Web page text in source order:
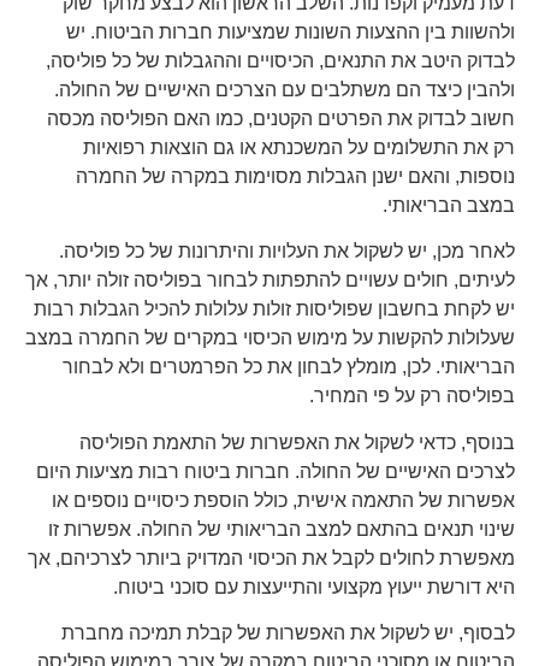
ולהשוות בין ההצעות השונות שמציעות חברות הביטוח. יש
לבדוק היטב את התנאים, הכיסויים וההגבלות של כל פוליסה,
ולהבין כיצד הם משתלבים עם הצרכים האישיים של החולה.
חשוב לבדוק את הפרטים הקטנים, כמו האם הפוליסה מכסה
רק את התשלומים על המשכנתא או גם הוצאות רפואיות
נוספות, והאם ישנן הגבלות מסוימות במקרה של החמרה
במצב הבריאותי.
לאחר מכן, יש לשקול את העלויות והיתרונות של כל פוליסה.
לעיתים, חולים עשויים להתפתות לבחור בפוליסה זולה יותר, אך
יש לקחת בחשבון שפוליסות זולות עלולות להכיל הגבלות רבות
שעלולות להקשות על מימוש הכיסוי במקרים של החמרה במצב
הבריאותי. לכן, מומלץ לבחון את כל הפרמטרים ולא לבחור
בפוליסה רק על פי המחיר.
בנוסף, כדאי לשקול את האפשרות של התאמת הפוליסה
לצרכים האישיים של החולה. חברות ביטוח רבות מציעות היום
אפשרות של התאמה אישית, כולל הוספת כיסויים נוספים או
שינוי תנאים בהתאם למצב הבריאותי של החולה. אפשרות זו
מאפשרת לחולים לקבל את הכיסוי המדויק ביותר לצרכיהם, אך
היא דורשת ייעוץ מקצועי והתייעצות עם סוכני ביטוח.
לבסוף, יש לשקול את האפשרות של קבלת תמיכה מחברת
הביטוח או מסוכני הביטוח במקרה של צורך במימוש הפוליסה.